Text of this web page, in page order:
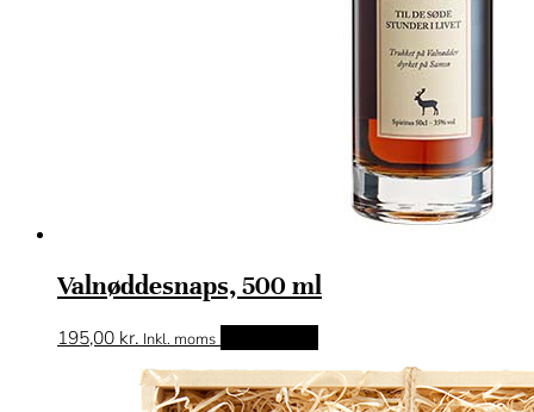
Valnøddesnaps, 500 ml
195,00 kr. Inkl. moms